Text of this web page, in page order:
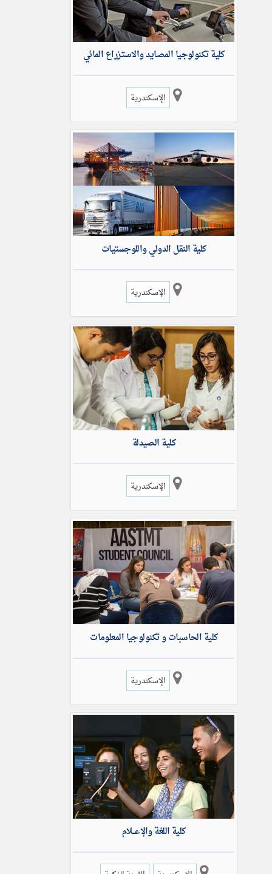
كلية تكنولوجيا المصايد والاستزراع المائي
الإسكندرية
كلية النقل الدولي واللوجستيات
الإسكندرية
كلية الصيدلة
الإسكندرية
كلية الحاسبات و تكنولوجيا المعلومات
الإسكندرية
كلية اللغة والإعـــلام